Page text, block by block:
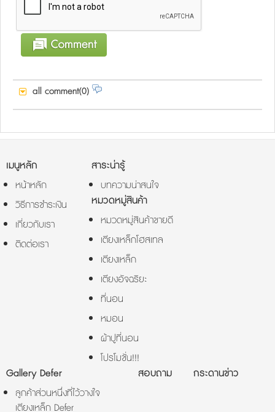
all comment(0)
เมนูหลัก
หน้าหลัก
วิธีการชำระเงิน
เกี่ยวกับเรา
ติดต่อเรา
สาระน่ารู้
บทความน่าสนใจ
หมวดหมู่สินค้า
หมวดหมู่สินค้าขายดี
เตียงเหล็กโฮสเทล
เตียงเหล็ก
เตียงอัจฉริยะ
ที่นอน
หมอน
ผ้าปูที่นอน
โปรโมชั่น!!!
Gallery Defer
ลูกค้าส่วนหนึ่งที่ไว้วางใจ
เตียงเหล็ก Defer
สอบถาม กระดานข่าว